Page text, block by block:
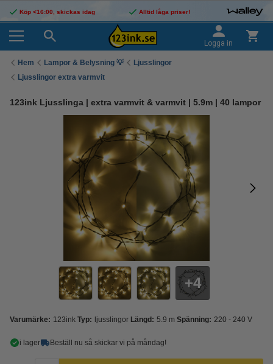
Köp <16:00, skickas idag Alltid låga priser!
Logga in
Hem Lampor & Belysning 💡
Ljusslingor
Ljusslingor extra varmvit
123ink Ljusslinga | extra varmvit & varmvit | 5.9m | 40 lampor
4
Varumärke: 123ink Typ: ljusslingor Längd: 5.9 m Spänning: 220 - 240 V
i lager Beställ nu så skickar vi på måndag!